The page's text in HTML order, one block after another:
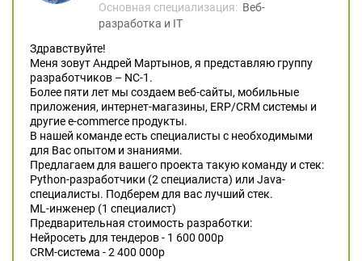
Основная специализация: Веб-
разработка и IT
Здравствуйте!
Меня зовут Андрей Мартынов, я представляю группу
разработчиков – NC-1.
Более пяти лет мы создаем веб-сайты, мобильные
приложения, интернет-магазины, ERP/CRM системы и
другие e-commerce продукты.
В нашей команде есть специалисты с необходимыми
для Вас опытом и знаниями.
Предлагаем для вашего проекта такую команду и стек:
Python-разработчики (2 специалиста) или Java-
специалисты. Подберем для вас лучший стек.
ML-инженер (1 специалист)
Предварительная стоимость разработки:
Нейросеть для тендеров - 1 600 000р
CRM-система - 2 400 000р